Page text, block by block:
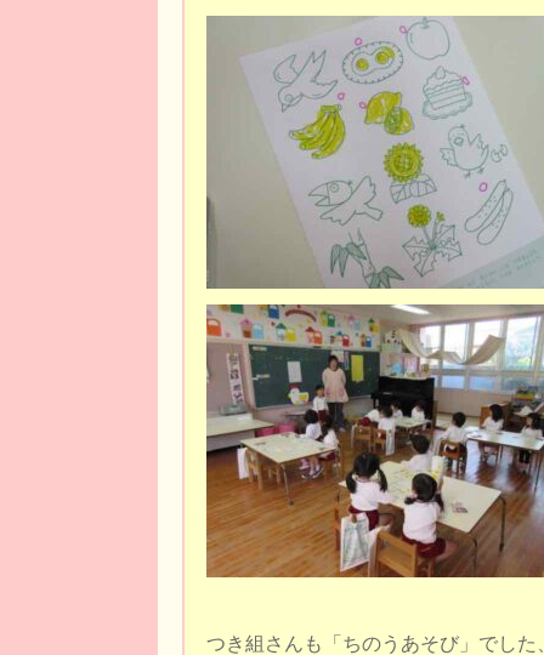
つき組さんも「ちのうあそび」でした